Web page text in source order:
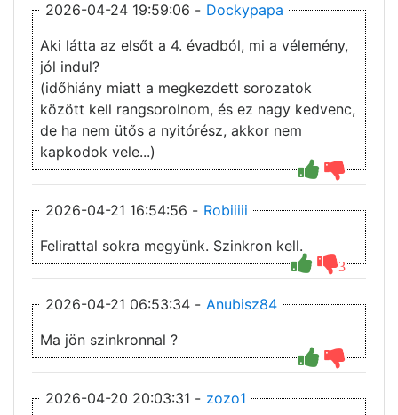
2026-04-24 19:59:06 - Dockypapa
Aki látta az elsőt a 4. évadból, mi a vélemény,
jól indul?
(időhiány miatt a megkezdett sorozatok
között kell rangsorolnom, és ez nagy kedvenc,
de ha nem ütős a nyitórész, akkor nem
kapkodok vele...)
2026-04-21 16:54:56 - Robiiiii
3
Felirattal sokra megyünk. Szinkron kell.
2026-04-21 06:53:34 - Anubisz84
Ma jön szinkronnal ?
2026-04-20 20:03:31 - zozo1